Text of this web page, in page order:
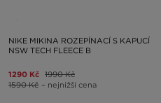
NIKE MIKINA ROZEPÍNACÍ S KAPUCÍ
NSW TECH FLEECE B
1290 Kč 1990 Kč
1590 Kč – nejnižší cena